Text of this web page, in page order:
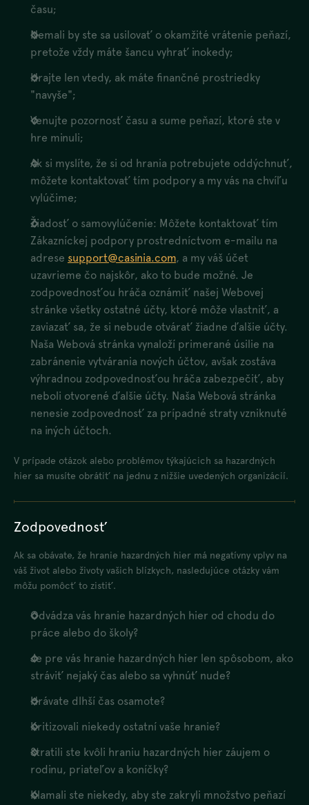
času;
Nemali by ste sa usilovať o okamžité vrátenie peňazí,
pretože vždy máte šancu vyhrať inokedy;
Hrajte len vtedy, ak máte finančné prostriedky
"navyše";
Venujte pozornosť času a sume peňazí, ktoré ste v
hre minuli;
Ak si myslíte, že si od hrania potrebujete oddýchnuť,
môžete kontaktovať tím podpory a my vás na chvíľu
vylúčime;
Žiadosť o samovylúčenie: Môžete kontaktovať tím
Zákazníckej podpory prostredníctvom e-mailu na
adrese support@casinia.com, a my váš účet
uzavrieme čo najskôr, ako to bude možné. Je
zodpovednosťou hráča oznámiť našej Webovej
stránke všetky ostatné účty, ktoré môže vlastniť, a
zaviazať sa, že si nebude otvárať žiadne ďalšie účty.
Naša Webová stránka vynaloží primerané úsilie na
zabránenie vytvárania nových účtov, avšak zostáva
výhradnou zodpovednosťou hráča zabezpečiť, aby
neboli otvorené ďalšie účty. Naša Webová stránka
nenesie zodpovednosť za prípadné straty vzniknuté
na iných účtoch.
V prípade otázok alebo problémov týkajúcich sa hazardných
hier sa musíte obrátiť na jednu z nižšie uvedených organizácií.
Zodpovednosť
Ak sa obávate, že hranie hazardných hier má negatívny vplyv na
váš život alebo životy vašich blízkych, nasledujúce otázky vám
môžu pomôcť to zistiť.
Odvádza vás hranie hazardných hier od chodu do
práce alebo do školy?
Je pre vás hranie hazardných hier len spôsobom, ako
stráviť nejaký čas alebo sa vyhnúť nude?
Hrávate dlhší čas osamote?
Kritizovali niekedy ostatní vaše hranie?
Stratili ste kvôli hraniu hazardných hier záujem o
rodinu, priateľov a koníčky?
Klamali ste niekedy, aby ste zakryli množstvo peňazí